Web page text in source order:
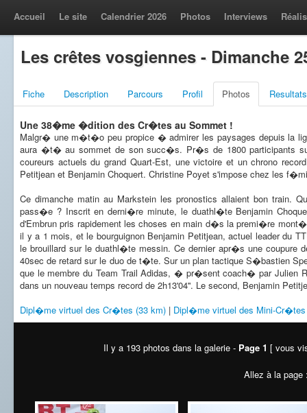
Accueil Le site Calendrier 2026 Photos Interviews
Les crêtes vosgiennes - Dimanche
Fiche Description Parcours Profil Photos Resultats
Une 38�me �dition des Cr�tes au Sommet !
Malgr� une m�t�o peu propice � admirer les paysages depuis la
aura �t� au sommet de son succ�s. Pr�s de 1800 participants
coureurs actuels du grand Quart-Est, une victoire et un chrono
Petitjean et Benjamin Choquert. Christine Poyet s'impose chez les
Ce dimanche matin au Markstein les pronostics allaient bon train.
pass�e ? Inscrit en derni�re minute, le duathl�te Benjamin
d'Embrun pris rapidement les choses en main d�s la premi�re
il y a 1 mois, et le bourguignon Benjamin Petitjean, actuel leader du
le brouillard sur le duathl�te messin. Ce dernier apr�s une
40sec de retard sur le duo de t�te. Sur un plan tactique S�bastien
que le membre du Team Trail Adidas, � pr�sent coach� par Julien
dans un nouveau temps record de 2h13'04''. Le second, Benjamin
Dipl�me virtuel des Cr�tes (33 km) | Dipl�me virtuel des Mini-Cr�tes
Il y a 193 photos dans la galerie - Page 1 [ vous
Allez à la